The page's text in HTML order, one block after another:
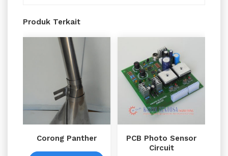
Produk Terkait
Corong Panther
PCB Photo Sensor
Circuit